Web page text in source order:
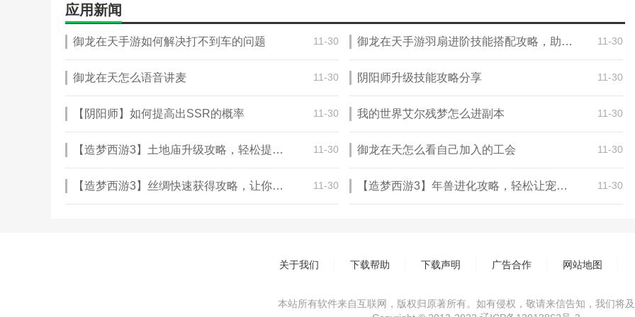
应用新闻
御龙在天手游如何解决打不到车的问题 11-30 御龙在天手游羽扇进阶技能搭配攻略，助你成为最强羽扇使者！ 11-30
御龙在天怎么语音讲麦 11-30 阴阳师升级技能攻略分享 11-30
【阴阳师】如何提高出SSR的概率 11-30 我的世界艾尔残梦怎么进副本 11-30
【造梦西游3】土地庙升级攻略，轻松提升属性！ 11-30 御龙在天怎么看自己加入的工会 11-30
【造梦西游3】丝绸快速获得攻略，让你轻松获取珍贵丝绸！ 11-30 【造梦西游3】年兽进化攻略，轻松让宠物变强 11-30
关于我们 下载帮助 下载声明 广告合作 网站地图
本站所有软件来自互联网，版权归原著所有。如有侵权，敬请来信告知，我们将